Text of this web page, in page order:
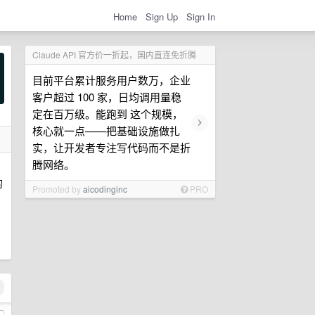
Home Sign Up Sign In
Claude API 官方价一折起，国内直连免折腾
目前平台累计服务用户数万，企业
客户超过 100 家，日均调用量稳
定在百万级。能跑到 这个规模，
核心就一点——把基础设施做扎
实，让开发者专注写代码而不是折
腾网络。
›
Promoted byaicodinginc PRO